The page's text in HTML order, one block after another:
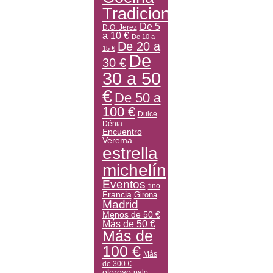
Tradicional
D.O. Jerez De 5
a 10 € De 10 a
15 € De 20 a
30 € De
30 a 50
€ De 50 a
100 € Dulce
Dénia
Encuentro
Verema
estrella
michelín
Eventos fino
Francia Girona
Madrid
Menos de 50 €
Más de 50 €
Más de
100 € Más
de 300 €